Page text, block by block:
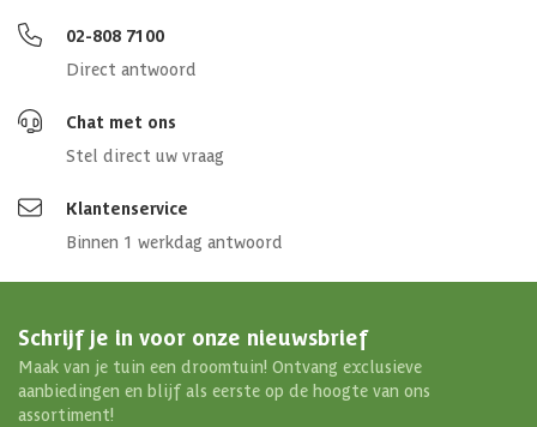
Aantal ramen
Afmetingen (bxl)
Materiaal dak
02-808 7100
Direct antwoord
Chat met ons
Stel direct uw vraag
Klantenservice
Binnen 1 werkdag antwoord
Schrijf je in voor onze nieuwsbrief
Maak van je tuin een droomtuin! Ontvang exclusieve
aanbiedingen en blijf als eerste op de hoogte van ons
assortiment!